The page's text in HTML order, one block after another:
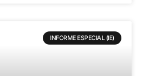
INFORME ESPECIAL (IE)